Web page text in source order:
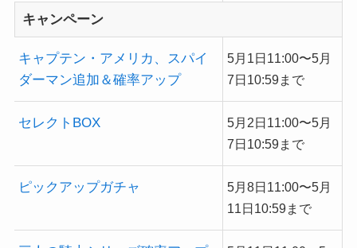
キャンペーン
キャプテン・アメリカ、スパイ
ダーマン追加＆確率アップ
5月1日11:00〜5月
7日10:59まで
セレクトBOX
5月2日11:00〜5月
7日10:59まで
ピックアップガチャ
5月8日11:00〜5月
11日10:59まで